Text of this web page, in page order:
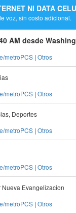
NI DATA
voz, sin costo adicional.
AM desde
metroPCS | Otros
metroPCS | Otros
Deportes
metroPCS | Otros
metroPCS | Otros
Nueva Evangelizacion
metroPCS | Otros